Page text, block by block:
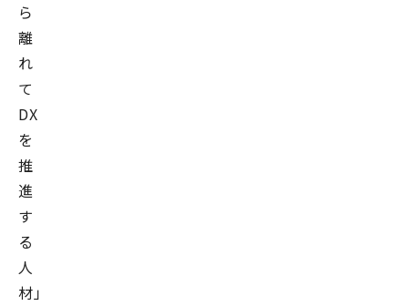
ら
離
れ
て
DX
を
推
進
す
る
人
材」